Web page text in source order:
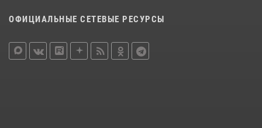
ОФИЦИАЛЬНЫЕ СЕТЕВЫЕ РЕСУРСЫ